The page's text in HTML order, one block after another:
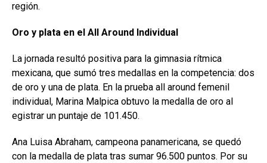
región.
Oro y plata en el All Around Individual
La jornada resultó positiva para la gimnasia rítmica
mexicana, que sumó tres medallas en la competencia: dos
de oro y una de plata. En la prueba all around femenil
individual, Marina Malpica obtuvo la medalla de oro al
egistrar un puntaje de 101.450.
Ana Luisa Abraham, campeona panamericana, se quedó
con la medalla de plata tras sumar 96.500 puntos. Por su